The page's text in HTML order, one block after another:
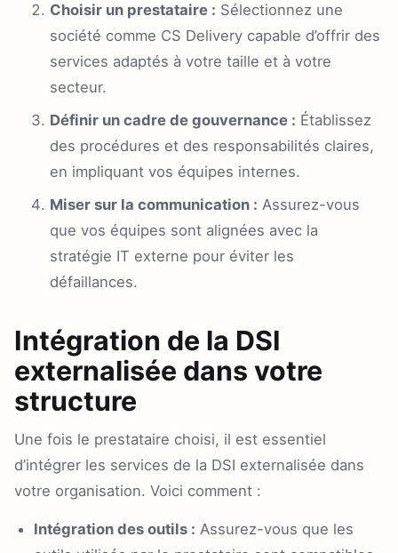
Choisir un prestataire : Sélectionnez une
société comme CS Delivery capable d’offrir des
services adaptés à votre taille et à votre
secteur.
Définir un cadre de gouvernance : Établissez
des procédures et des responsabilités claires,
en impliquant vos équipes internes.
Miser sur la communication : Assurez-vous
que vos équipes sont alignées avec la
stratégie IT externe pour éviter les
défaillances.
Intégration de la DSI
externalisée dans votre
structure
Une fois le prestataire choisi, il est essentiel
d’intégrer les services de la DSI externalisée dans
votre organisation. Voici comment :
Intégration des outils : Assurez-vous que les